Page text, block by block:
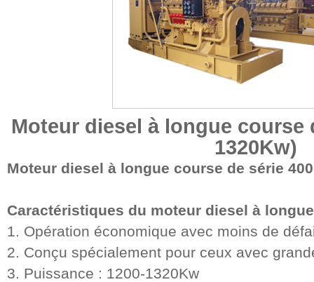
Moteur diesel à longue course
1320Kw)
Moteur diesel à longue course de série
Caractéristiques du moteur diesel à
1. Opération économique avec moins de
2. Conçu spécialement pour ceux avec
3. Puissance : 1200-1320Kw